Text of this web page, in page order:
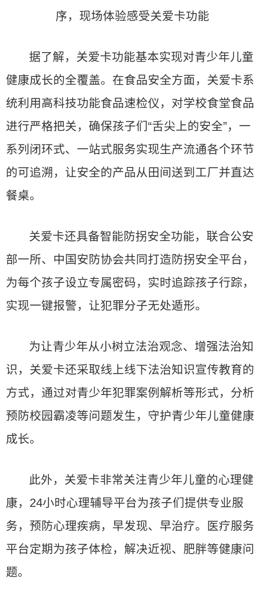
序，现场体验感受关爱卡功能
据了解，关爱卡功能基本实现对青少年儿童
健康成长的全覆盖。在食品安全方面，关爱卡系
统利用高科技功能食品速检仪，对学校食堂食品
进行严格把关，确保孩子们“舌尖上的安全”，一
系列闭环式、一站式服务实现生产流通各个环节
的可追溯，让安全的产品从田间送到工厂并直达
餐桌。
关爱卡还具备智能防拐安全功能，联合公安
部一所、中国安防协会共同打造防拐安全平台，
为每个孩子设立专属密码，实时追踪孩子行踪，
实现一键报警，让犯罪分子无处遁形。
为让青少年从小树立法治观念、增强法治知
识，关爱卡还采取线上线下法治知识宣传教育的
方式，通过对青少年犯罪案例解析等形式，分析
预防校园霸凌等问题发生，守护青少年儿童健康
成长。
此外，关爱卡非常关注青少年儿童的心理健
康，24小时心理辅导平台为孩子们提供专业服
务，预防心理疾病，早发现、早治疗。医疗服务
平台定期为孩子体检，解决近视、肥胖等健康问
题。